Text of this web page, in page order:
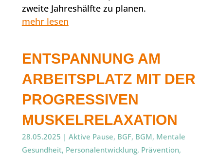
zweite Jahreshälfte zu planen.
mehr lesen
ENTSPANNUNG AM
ARBEITSPLATZ MIT DER
PROGRESSIVEN
MUSKELRELAXATION
28.05.2025 | Aktive Pause, BGF, BGM, Mentale
Gesundheit, Personalentwicklung, Prävention,